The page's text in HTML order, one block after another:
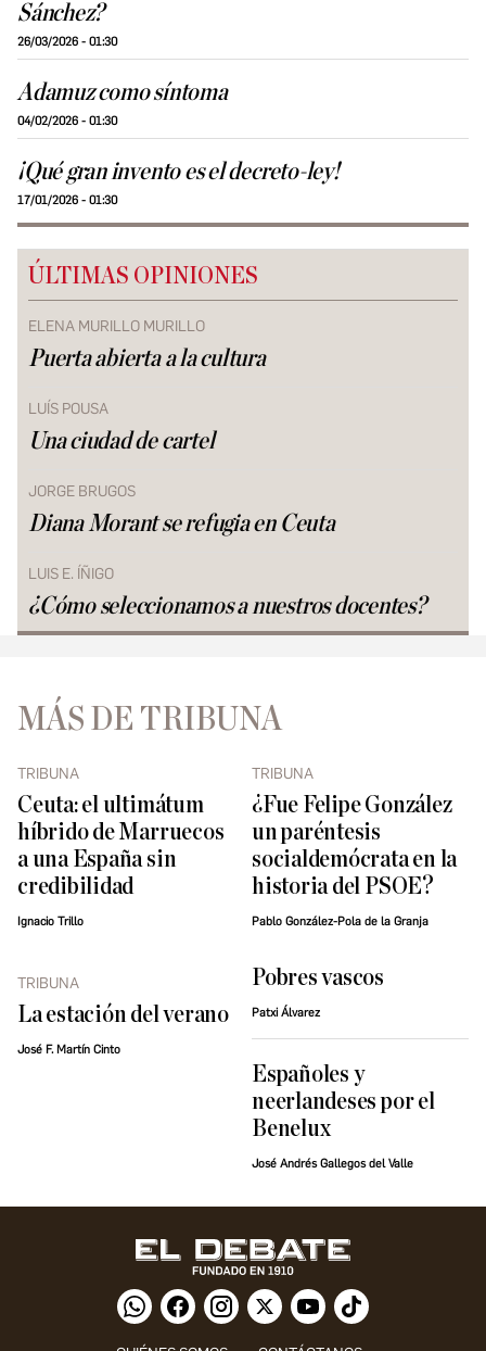
Sánchez?
26/03/2026 - 01:30
Adamuz como síntoma
04/02/2026 - 01:30
¡Qué gran invento es el decreto-ley!
17/01/2026 - 01:30
ÚLTIMAS OPINIONES
ELENA MURILLO MURILLO
Puerta abierta a la cultura
LUÍS POUSA
Una ciudad de cartel
JORGE BRUGOS
Diana Morant se refugia en Ceuta
LUIS E. ÍÑIGO
¿Cómo seleccionamos a nuestros docentes?
MÁS DE TRIBUNA
TRIBUNA
Ceuta: el ultimátum
híbrido de Marruecos
a una España sin
credibilidad
Ignacio Trillo
TRIBUNA
¿Fue Felipe González
un paréntesis
socialdemócrata en la
historia del PSOE?
Pablo González-Pola de la Granja
TRIBUNA
La estación del verano
José F. Martín Cinto
Pobres vascos
Patxi Álvarez
Españoles y
neerlandeses por el
Benelux
José Andrés Gallegos del Valle